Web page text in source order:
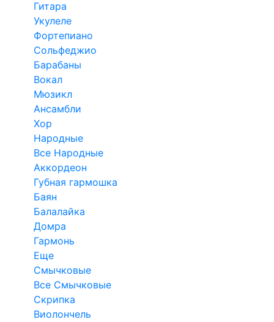
Гитара
Укулеле
Фортепиано
Сольфеджио
Барабаны
Вокал
Мюзикл
Ансамбли
Хор
Народные
Все Народные
Аккордеон
Губная гармошка
Баян
Балалайка
Домра
Гармонь
Еще
Смычковые
Все Смычковые
Скрипка
Виолончель